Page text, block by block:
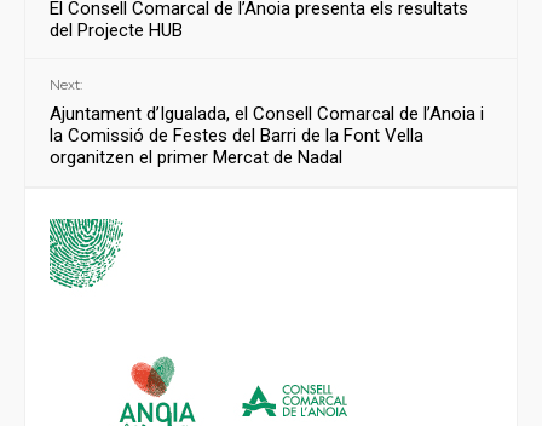
El Consell Comarcal de l’Anoia presenta els resultats
del Projecte HUB
Next:
Ajuntament d’Igualada, el Consell Comarcal de l’Anoia i
la Comissió de Festes del Barri de la Font Vella
organitzen el primer Mercat de Nadal